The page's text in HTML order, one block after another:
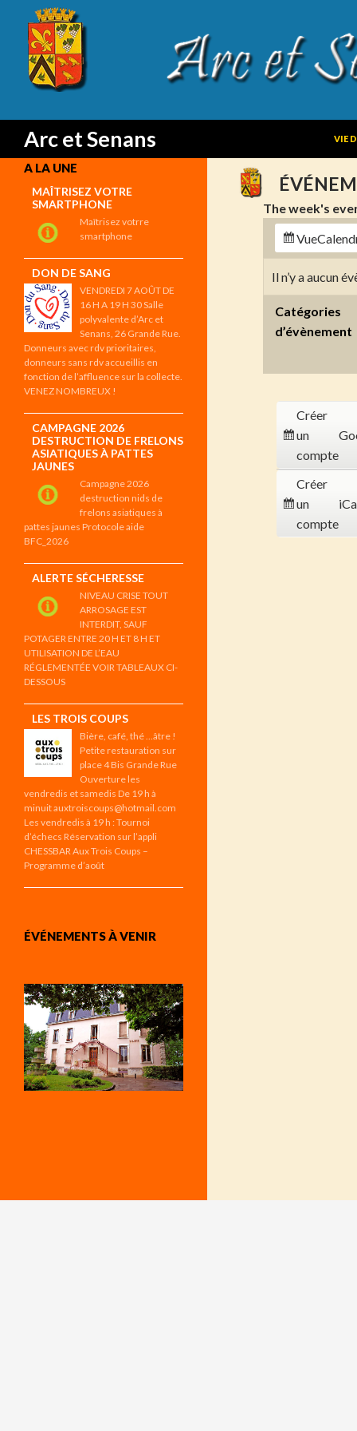
Arc et Senans
Search
VIE
The week's
Vue
Il n’y a aucun
Catégories
d’évènement
Créer
un
compte
Créer
un
compte
A LA UNE
MAÎTRISEZ VOTRE
SMARTPHONE
Maîtrisez votrre
smartphone
DON DE SANG
VENDREDI 7 AOÛT DE
16 H A 19 H 30 Salle
polyvalente d’Arc et
Senans, 26 Grande Rue.
Donneurs avec rdv prioritaires,
donneurs sans rdv accueillis en
fonction de l’affluence sur la collecte.
VENEZ NOMBREUX !
CAMPAGNE 2026
DESTRUCTION DE FRELONS
ASIATIQUES À PATTES
JAUNES
Campagne 2026
destruction nids de
frelons asiatiques à
pattes jaunes Protocole aide
BFC_2026
ALERTE SÉCHERESSE
NIVEAU CRISE TOUT
ARROSAGE EST
INTERDIT, SAUF
POTAGER ENTRE 20 H ET 8 H ET
UTILISATION DE L’EAU
RÉGLEMENTÉE VOIR TABLEAUX CI-
DESSOUS
LES TROIS COUPS
Bière, café, thé …âtre !
Petite restauration sur
place 4 Bis Grande Rue
Ouverture les
vendredis et samedis De 19 h à
minuit auxtroiscoups@hotmail.com
Les vendredis à 19 h : Tournoi
d’échecs Réservation sur l’appli
CHESSBAR Aux Trois Coups –
Programme d’août
ÉVÉNEMENTS À VENIR